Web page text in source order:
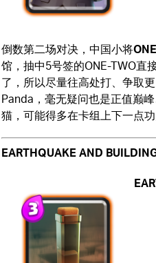
倒数第二场对决，中国小将
馆，抽中5号签的ONE-TWO直
了，所以尽量往高处打、争取
Panda，毫无疑问也是正值巅
猫，可能得多在卡组上下一点功
EARTHQUAKE AND